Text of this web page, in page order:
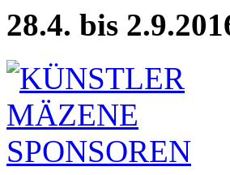
28.4. bis